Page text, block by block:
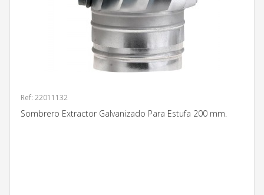
Ref: 22011132
Sombrero Extractor Galvanizado Para Estufa 200 mm.